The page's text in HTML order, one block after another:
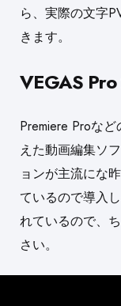
ら、実際の文字
きます。
VEGAS
Premiere Proな
えた動画編集ソ
ョンが主流にな
ているので導入
れているので、
さい。